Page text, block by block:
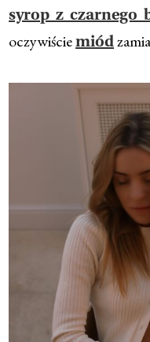
syrop z czarnego
oczywiściemiód